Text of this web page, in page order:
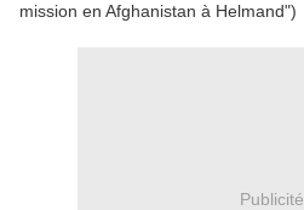
mission en Afghanistan à Helmand")
Publicité